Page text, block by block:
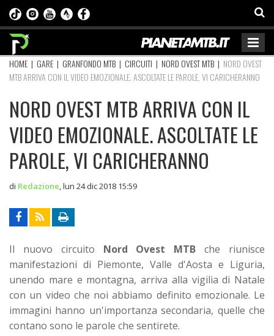
HOME | GARE | GRANFONDO MTB | CIRCUITI | NORD OVEST MTB | NORD OVEST
MTB ARRIVA CON IL VIDEO EMOZIONALE. ASCOLTATE LE PAROLE, VI CARICHERANNO
NORD OVEST MTB ARRIVA CON IL
VIDEO EMOZIONALE. ASCOLTATE LE
PAROLE, VI CARICHERANNO
di Redazione lun 24 dic 2018 15:59
Il nuovo circuito Nord Ovest MTB che riunisce
manifestazioni di Piemonte, Valle d'Aosta e Liguria,
unendo mare e montagna, arriva alla vigilia di Natale
con un video che noi abbiamo definito emozionale. Le
immagini hanno un'importanza secondaria, quelle che
contano sono le parole che sentirete.